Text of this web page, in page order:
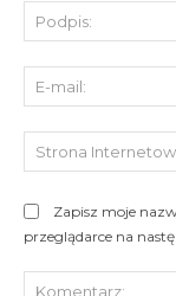
Zapisz moje
przeglądarce na